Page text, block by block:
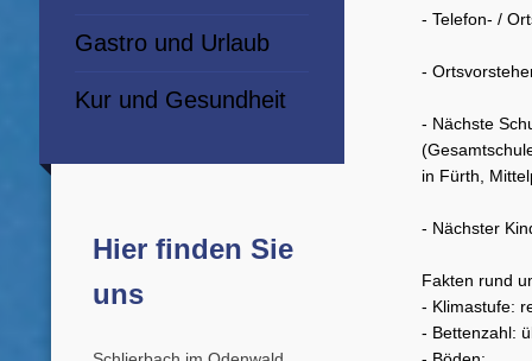
- Telefon- /
-
- Nächste
in Fürth,
- Nächster
Fakten rund
- Klimastufe:
- Bettenzahl:
Gastro und Urlaub
Kur und Gesundheit
Hier finden Sie
uns